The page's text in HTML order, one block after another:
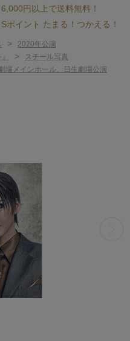
6,000円以上で送料無料！
Sポイント たまる！つかえる！
> 2020年公演
> スチール写真
場メインホール、日生劇場公演